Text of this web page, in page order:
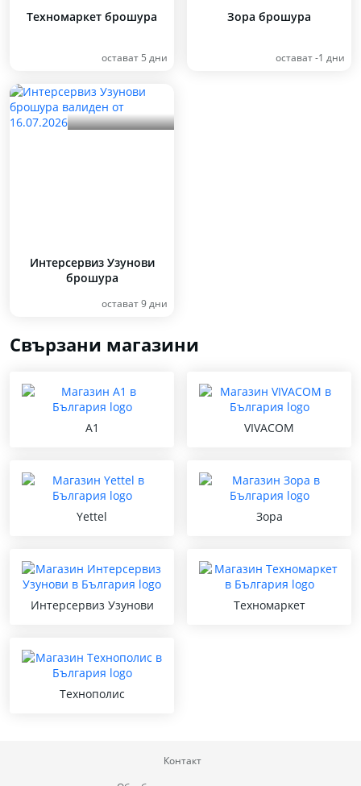
Техномаркет брошура
остават 5 дни
Зора брошура
остават -1 дни
Интерсервиз Узунови
брошура
остават 9 дни
Свързани магазини
A1 VIVACOM
Yettel Зора
Интерсервиз Узунови Техномаркет
Технополис
Контакт